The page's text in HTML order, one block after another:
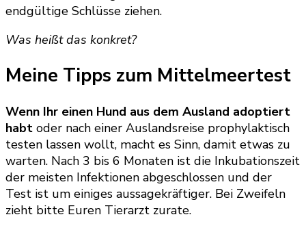
endgültige Schlüsse ziehen.
Was heißt das konkret?
Meine Tipps zum Mittelmeertest
Wenn Ihr einen Hund aus dem Ausland adoptiert
habt oder nach einer Auslandsreise prophylaktisch
testen lassen wollt, macht es Sinn, damit etwas zu
warten. Nach 3 bis 6 Monaten ist die Inkubationszeit
der meisten Infektionen abgeschlossen und der
Test ist um einiges aussagekräftiger. Bei Zweifeln
zieht bitte Euren Tierarzt zurate.